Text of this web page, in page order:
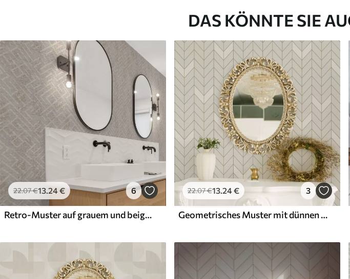
Anwendung
Nahtlose Anwendung
Verfügbare Materialien
Standard
.0027 .00 €/m²
Premium
56.67 34.00 € /m²
Premium-Vinyl
65.0039.00 €/m²
DAS KÖNNTE SIE
22.07€13.24€ 6
Retro-Muster auf grauem und beigem Hintergrund
22.07€13.24€ 3
Geometrisches Muster mit dünnen Linien